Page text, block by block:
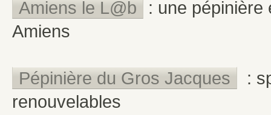
Amiens le L@b
: une pépinière
Amiens
Pépinière du Gros Jacques
:
renouvelables